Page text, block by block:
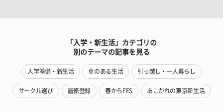
「入学・新生活」カテゴリの
別のテーマの記事を見る
入学準備・新生活 車のある生活 引っ越し・一人暮らし
サークル選び 履修登録 春からFES あこがれの東京新生活